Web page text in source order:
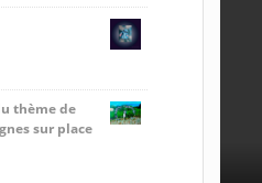
thème de
sur place